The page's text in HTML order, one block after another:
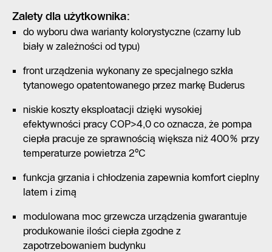
Zalety dla użytkownika:
do wyboru dwa warianty kolorystyczne (czarny lub
biały w zależności od typu)
front urządzenia wykonany ze specjalnego szkła
tytanowego opatentowanego przez markę Buderus
niskie koszty eksploatacji dzięki wysokiej
efektywności pracy COP>4,0 co oznacza, że pompa
ciepła pracuje ze sprawnością większa niż 400% przy
temperaturze powietrza 2°C
funkcja grzania i chłodzenia zapewnia komfort cieplny
latem i zimą
modulowana moc grzewcza urządzenia gwarantuje
produkowanie ilości ciepła zgodne z
zapotrzebowaniem budynku